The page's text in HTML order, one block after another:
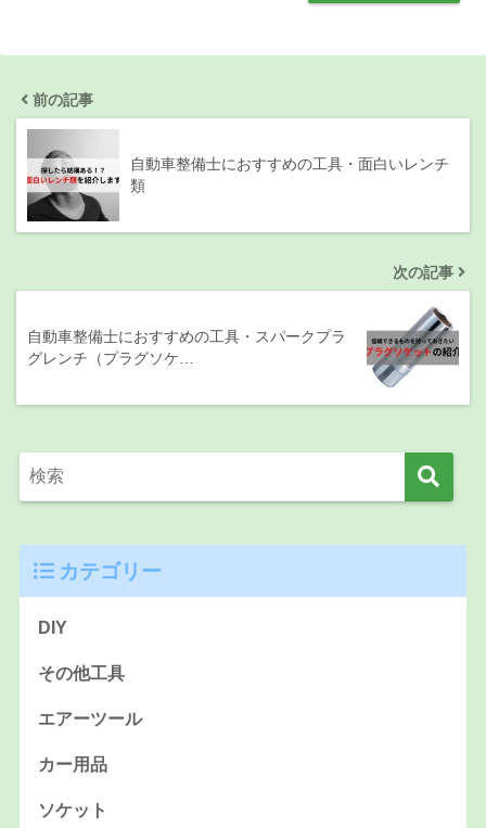
前の記事
自動車整備士におすすめの工具・面白いレンチ
類
次の記事
自動車整備士におすすめの工具・スパークプラ
グレンチ（プラグソケ…
カテゴリー
DIY
その他工具
エアーツール
カー用品
ソケット